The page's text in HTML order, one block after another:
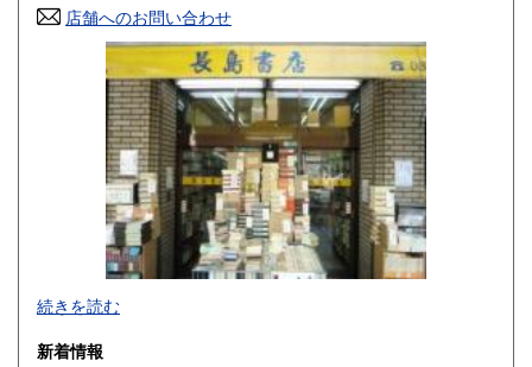
香川県 600円
600円 福岡県
600円 長崎県
600円 大分県
600円 鹿児島県
600円
店舗へのお問い合わせ
＜神保町店＞は、神田で営業してお陰様で百十余年（創業明
治３５年）書籍雑誌の販売、買入れ、出張での買取を致して
おります。
続きを読む
新着情報